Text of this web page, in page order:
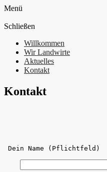
Menü
Schließen
Willkommen
Wir Landwirte
Aktuelles
Kontakt
Kontakt
Dein Name (Pflichtfeld)